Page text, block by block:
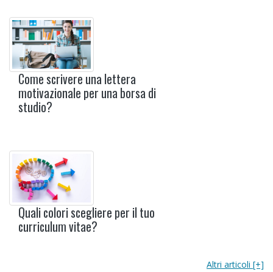
Come scrivere una lettera
motivazionale per una borsa di
studio?
Quali colori scegliere per il tuo
curriculum vitae?
Altri articoli [+]